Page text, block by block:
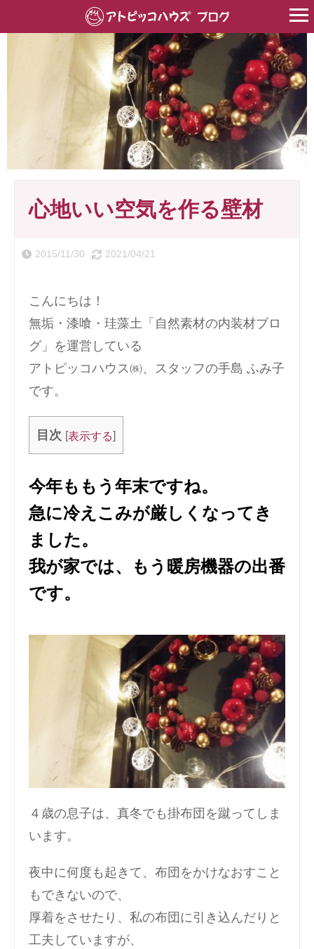
>珪藻土塗り壁>心地いい空気を作る壁材
心地いい空気を作る壁材
2015/11/30 2021/04/21
こんにちは！
無垢・漆喰・珪藻土「自然素材の内装材ブロ
グ」を運営している
アトピッコハウス㈱、スタッフの手島 ふみ子
です。
目次 [表示する]
今年ももう年末ですね。
急に冷えこみが厳しくなってき
ました。
我が家では、もう暖房機器の出番
です。
４歳の息子は、真冬でも掛布団を蹴ってしま
います。
夜中に何度も起きて、布団をかけなおすこと
もできないので、
厚着をさせたり、私の布団に引き込んだりと
工夫していますが、